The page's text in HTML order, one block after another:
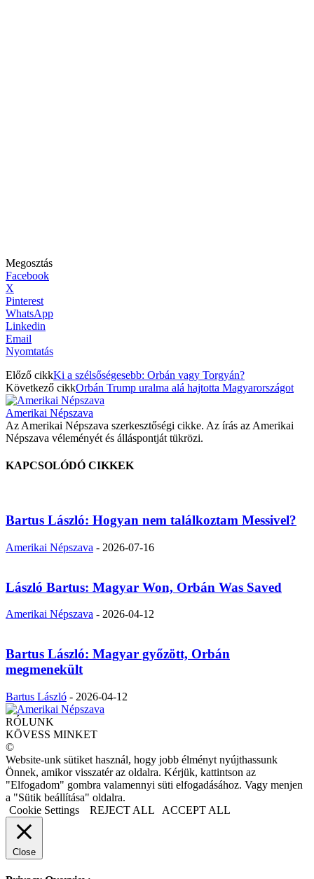
Megosztás
Facebook
X
Pinterest
WhatsApp
Linkedin
Email
Nyomtatás
Előző cikkKi a szélsőségesebb: Orbán vagy Torgyán?
Következő cikkOrbán Trump uralma alá hajtotta Magyarországot
Amerikai Népszava
Az Amerikai Népszava szerkesztőségi cikke. Az írás az Amerikai
Népszava véleményét és álláspontját tükrözi.
KAPCSOLÓDÓ CIKKEK
Bartus László: Hogyan nem találkoztam Messivel?
Amerikai Népszava - 2026-07-16
László Bartus: Magyar Won, Orbán Was Saved
Amerikai Népszava - 2026-04-12
Bartus László: Magyar győzött, Orbán
megmenekült
Bartus László - 2026-04-12
RÓLUNK
KÖVESS MINKET
©
Website-unk sütiket használ, hogy jobb élményt nyújthassunk
Önnek, amikor visszatér az oldalra. Kérjük, kattintson az
"Elfogadom" gombra valamennyi süti elfogadásához. Vagy menjen
a "Sütik beállítása" oldalra.
Cookie Settings
REJECT ALL ACCEPT ALL
Close